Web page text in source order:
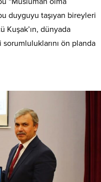
duyguyu taşıyan bireyleri
Kuşak’ın, dünyada
ön planda